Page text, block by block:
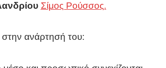
Σίμος Ρούσσος.
στην ανάρτησή του: